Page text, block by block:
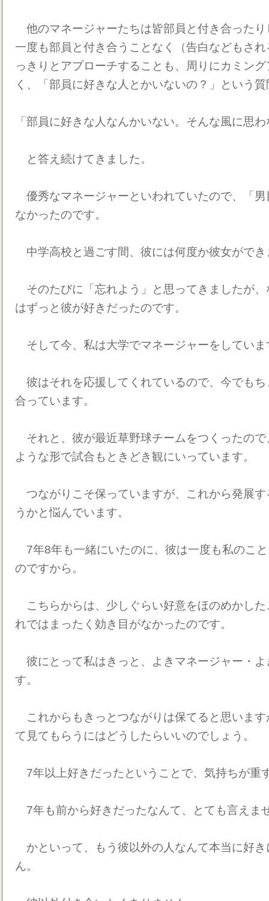
他のマネージャーたちは皆部員と付き合った
一度も部員と付き合うことなく（告白などもさ
っきりとアプローチすることも、周りにカミン
く、「部員に好きな人とかいないの？」という
「部員に好きな人なんかいない。そんな風に思
と答え続けてきました。
優秀なマネージャーといわれていたので、「
なかったのです。
中学高校と過ごす間、彼には何度か彼女ができ
そのたびに「忘れよう」と思ってきましたが
はずっと彼が好きだったのです。
そして今、私は大学でマネージャーをしていま
彼はそれを応援してくれているので、今でも
合っています。
それと、彼が最近草野球チームをつくったの
ような形で試合もときどき観にいっています。
つながりこそ保っていますが、これから発展
うかと悩んでいます。
7年8年も一緒にいたのに、彼は一度も私のこ
のですから。
こちらからは、少しぐらい好意をほのめかし
れではまったく効き目がなかったのです。
彼にとって私はきっと、よきマネージャー・
す。
これからもきっとつながりは保てると思いま
て見てもらうにはどうしたらいいのでしょう。
7年以上好きだったということで、気持ちが重
7年も前から好きだったなんて、とても言えま
かといって、もう彼以外の人なんて本当に好き
ん。